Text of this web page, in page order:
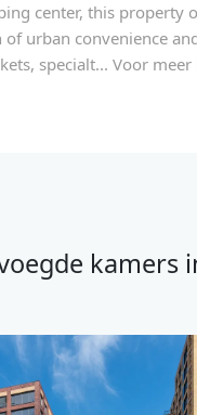
center, this property
urban convenience
specialt... Voor
kamers